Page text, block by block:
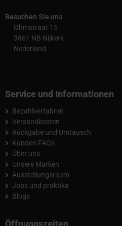
Besuchen Sie uns
Ohmstraat 15
3861 NB Nijkerk
Nederland
Service und Informationen
Bezahlverfahren
Versandkosten
Rückgabe und Umtausch
Kunden FAQs
Über uns
Unsere Marken
Ausstellungsraum
Jobs und praktika
Blogs
Öffnungszeiten